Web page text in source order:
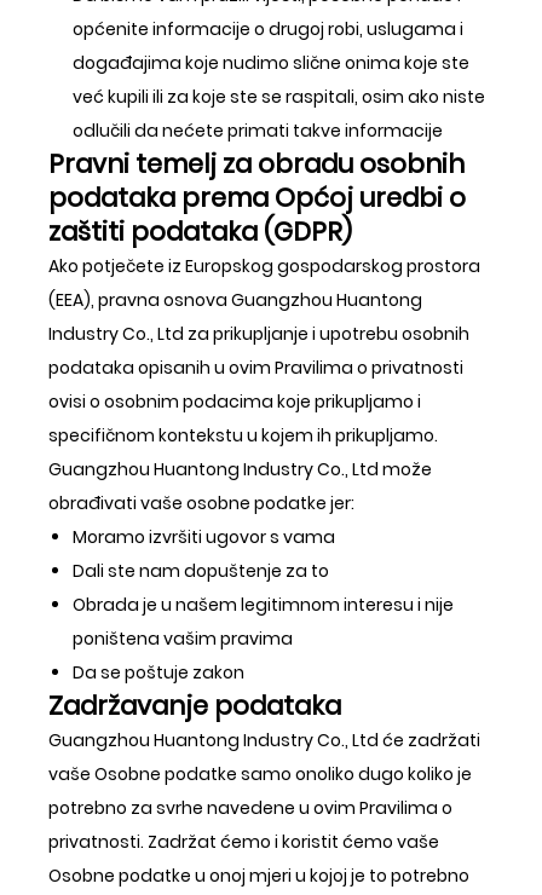
općenite informacije o drugoj robi, uslugama i
događajima koje nudimo slične onima koje ste
već kupili ili za koje ste se raspitali, osim ako niste
odlučili da nećete primati takve informacije
Pravni temelj za obradu osobnih
podataka prema Općoj uredbi o
zaštiti podataka (GDPR)
Ako potječete iz Europskog gospodarskog prostora
(EEA), pravna osnova Guangzhou Huantong
Industry Co., Ltd za prikupljanje i upotrebu osobnih
podataka opisanih u ovim Pravilima o privatnosti
ovisi o osobnim podacima koje prikupljamo i
specifičnom kontekstu u kojem ih prikupljamo.
Guangzhou Huantong Industry Co., Ltd može
obrađivati vaše osobne podatke jer:
Moramo izvršiti ugovor s vama
Dali ste nam dopuštenje za to
Obrada je u našem legitimnom interesu i nije
poništena vašim pravima
Da se poštuje zakon
Zadržavanje podataka
Guangzhou Huantong Industry Co., Ltd će zadržati
vaše Osobne podatke samo onoliko dugo koliko je
potrebno za svrhe navedene u ovim Pravilima o
privatnosti. Zadržat ćemo i koristit ćemo vaše
Osobne podatke u onoj mjeri u kojoj je to potrebno